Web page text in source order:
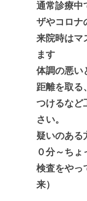
通常診療
ザやコロナ
来院時はマ
ます
体調の悪い
距離を取る
つけるなど
さい。
疑いのある
０分～ち
検査をやっ
来）